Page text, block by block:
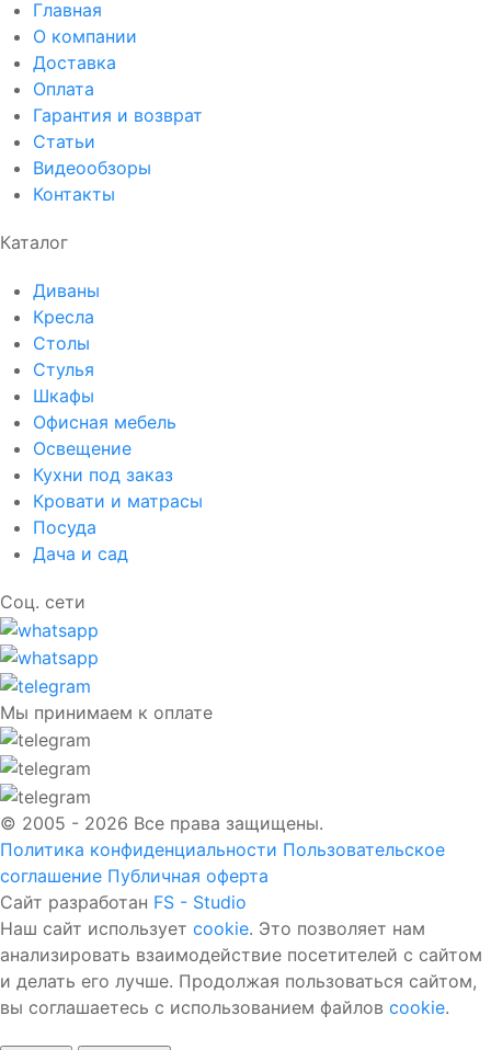
Главная
О компании
Доставка
Оплата
Гарантия и возврат
Статьи
Видеообзоры
Контакты
Каталог
Диваны
Кресла
Столы
Стулья
Шкафы
Офисная мебель
Освещение
Кухни под заказ
Кровати и матрасы
Посуда
Дача и сад
Соц. сети
Мы принимаем к оплате
© 2005 - 2026 Все права защищены.
Политика конфиденциальности Пользовательское
соглашение Публичная оферта
Сайт разработан FS - Studio
Наш сайт использует cookie. Это позволяет нам
анализировать взаимодействие посетителей с сайтом
и делать его лучше. Продолжая пользоваться сайтом,
вы соглашаетесь с использованием файлов cookie.